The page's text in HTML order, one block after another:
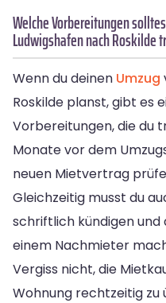
Welche Vorbereitungen
Ludwigshafen nach Roskilde
Wenn du deinen Umzug
Roskilde planst, gibt es
Vorbereitungen, die du
Monate vor dem
neuen Mietvertrag
Gleichzeitig musst du
schriftlich kündigen und
einem Nachmieter
Vergiss nicht, die
Wohnung rechtzeitig zu